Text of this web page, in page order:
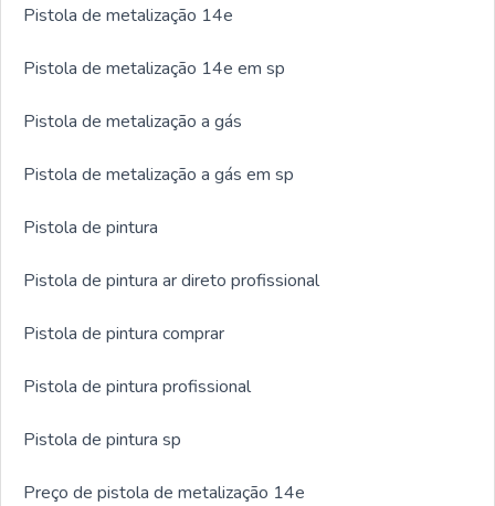
Pistola de metalização 14e
Pistola de metalização 14e em sp
Pistola de metalização a gás
Pistola de metalização a gás em sp
Pistola de pintura
Pistola de pintura ar direto profissional
Pistola de pintura comprar
Pistola de pintura profissional
Pistola de pintura sp
Preço de pistola de metalização 14e